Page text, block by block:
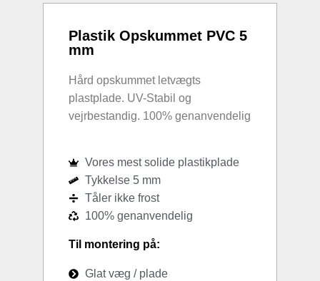
Plastik Opskummet PVC 5
mm
Hård opskummet letvægts
plastplade. UV-Stabil og
vejrbestandig. 100% genanvendelig
Vores mest solide plastikplade
Tykkelse 5 mm
Tåler ikke frost
100% genanvendelig
Til montering på:
Glat væg / plade